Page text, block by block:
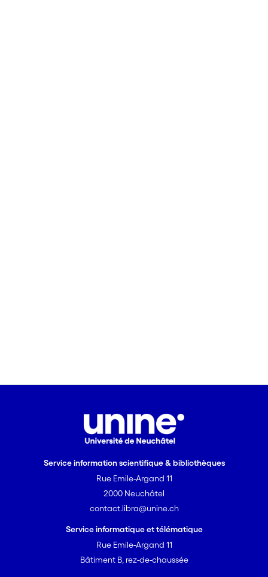
Service information scientifique & bibliothèques
Rue Emile-Argand 11
2000 Neuchâtel
contact.libra@unine.ch
Service informatique et télématique
Rue Emile-Argand 11
Bâtiment B, rez-de-chaussée